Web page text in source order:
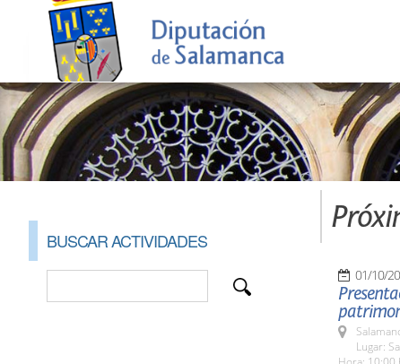
BUSCAR ACTIVIDADES
01/10/
Lugar: